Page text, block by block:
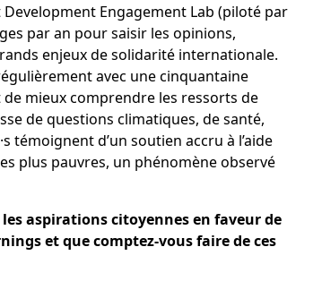
Development Engagement Lab (piloté par
par an pour saisir les opinions,
enjeux de solidarité internationale.
avec une cinquantaine
mieux comprendre les ressorts de
de questions climatiques, de santé,
témoignent d’un soutien accru à l’aide
plus pauvres, un phénomène observé
aspirations citoyennes en faveur de
et que comptez-vous faire de ces